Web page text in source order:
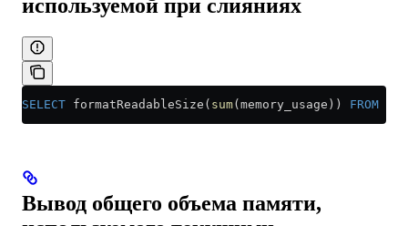
используемой при слияниях
SELECT formatReadableSize( sum(memory_usage)) FROM
Вывод общего объема памяти,